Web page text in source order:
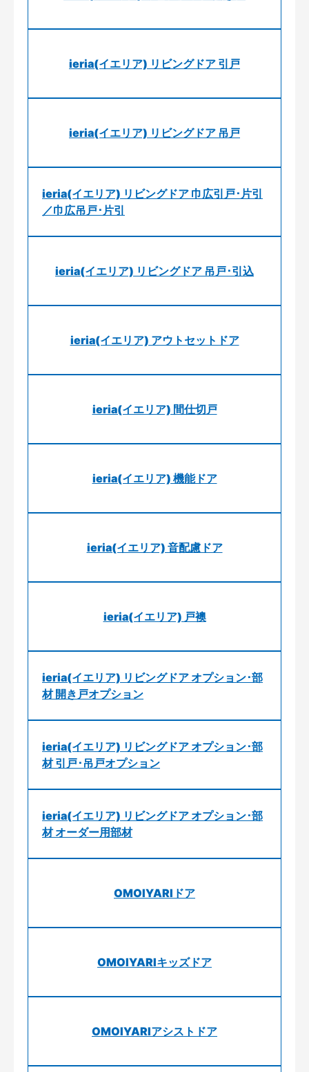
ieria(イエリア) リビングドア 引戸
ieria(イエリア) リビングドア 吊戸
ieria(イエリア) リビングドア 巾広引戸･片引
／巾広吊戸･片引
ieria(イエリア) リビングドア 吊戸･引込
ieria(イエリア) アウトセットドア
ieria(イエリア) 間仕切戸
ieria(イエリア) 機能ドア
ieria(イエリア) 音配慮ドア
ieria(イエリア) 戸襖
ieria(イエリア) リビングドア オプション･部
材 開き戸オプション
ieria(イエリア) リビングドア オプション･部
材 引戸･吊戸オプション
ieria(イエリア) リビングドア オプション･部
材 オーダー用部材
OMOIYARIドア
OMOIYARIキッズドア
OMOIYARIアシストドア